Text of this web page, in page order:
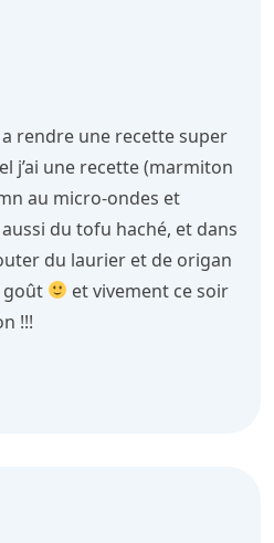
rendre une recette super
j’ai une recette (marmiton
au micro-ondes et
du tofu haché, et dans
du laurier et de origan
goût
et vivement ce soir
!!!